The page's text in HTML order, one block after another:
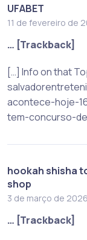
UFABET
11 de fevereiro de
… [Trackback]
[…] Info on that
acontece-hoje-
tem-concurso-
hookah shisha
shop
3 de março de 2026
… [Trackback]